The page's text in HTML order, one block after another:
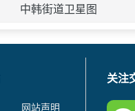
中韩街道卫星图
网站声明
关注